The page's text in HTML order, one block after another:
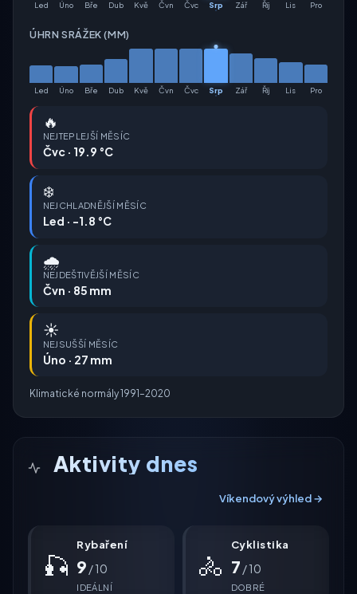
Led Úno Bře Dub Kvě Čvn Čvc Srp Zář Říj Lis Pro
ÚHRN SRÁŽEK (MM)
Led Úno Bře Dub Kvě Čvn Čvc Srp Zář Říj Lis Pro
🔥
NEJTEPLEJŠÍ MĚSÍC
Čvc · 19.9 °C
❄️
NEJCHLADNĚJŠÍ MĚSÍC
Led · -1.8 °C
🌧️
NEJDEŠTIVĚJŠÍ MĚSÍC
Čvn · 85 mm
☀️
NEJSUŠŠÍ MĚSÍC
Úno · 27 mm
Klimatické normály 1991–2020
Aktivity dnes
Víkendový výhled →
🎣
Rybaření
9 / 10
IDEÁLNÍ
🚴
Cyklistika
7 / 10
DOBRÉ